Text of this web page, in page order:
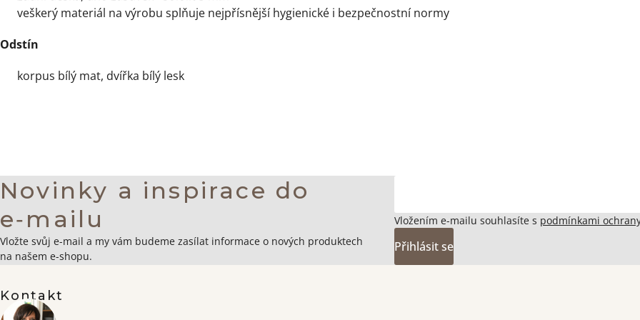
veškerý materiál na výrobu splňuje nejpřísnější hygienické i bezpečnostní normy
Odstín
korpus bílý mat, dvířka bílý lesk
Zápatí
Novinky a inspirace do
e‑mailu
Vložte svůj e-mail a my vám budeme zasílat informace o nových produktech
na našem e-shopu.
Vložením e-mailu souhlasíte s podmínkami
Přihlásit se
Kontakt